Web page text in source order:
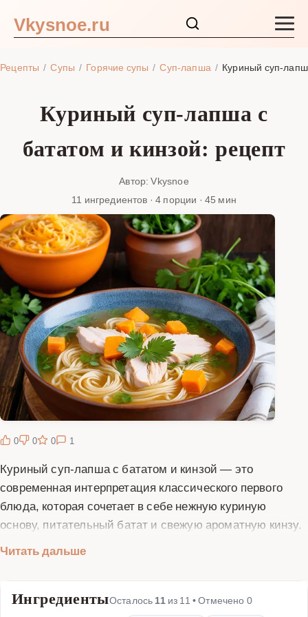
Vkysnoe.ru
Рецепты Супы Горячие супы Суп-лапша Куриный суп-
Куриный суп-лапша с
бататом и кинзой: рецепт
Автор: Vkysnoe
11 ингредиентов · 4 порции · 45 мин
0 0 0 1
Куриный суп-лапша с бататом и кинзой — это
современная интерпретация классического первого
блюда, которая сочетает в себе нежную куриную
основу, питательный батат и свежую ароматную кинзу.
хочется согреться и насладиться насыщенным вкусом.
сладость и кремовую текстуру, а кинза добавляет яркие
Читать дальше
ИнгредиентыОсталось 11из 11 • Отмечено 0